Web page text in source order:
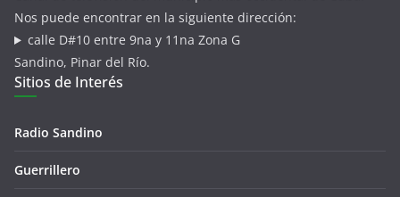
Nos puede encontrar en la siguiente dirección:
calle D#10 entre 9na y 11na Zona G
Sandino, Pinar del Río.
Sitios de Interés
Radio Sandino
Guerrillero